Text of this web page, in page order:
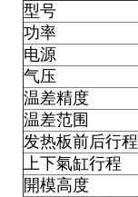
型号
功率
电源
气压
温差精度
温差范围
发热板前后行程
上下氣缸行程
開模高度